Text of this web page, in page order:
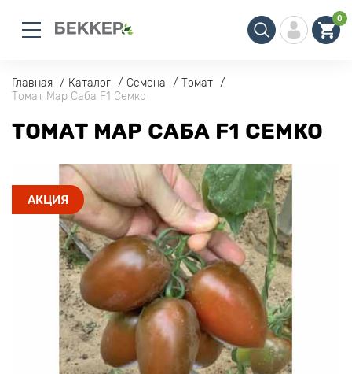
0
Главная Каталог Семена
Томат
Томат Мар Саба F1 Семко
ТОМАТ МАР САБА F1 СЕМКО
АКЦИЯ